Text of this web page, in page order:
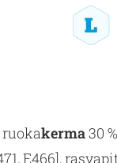
kerma30
E466],